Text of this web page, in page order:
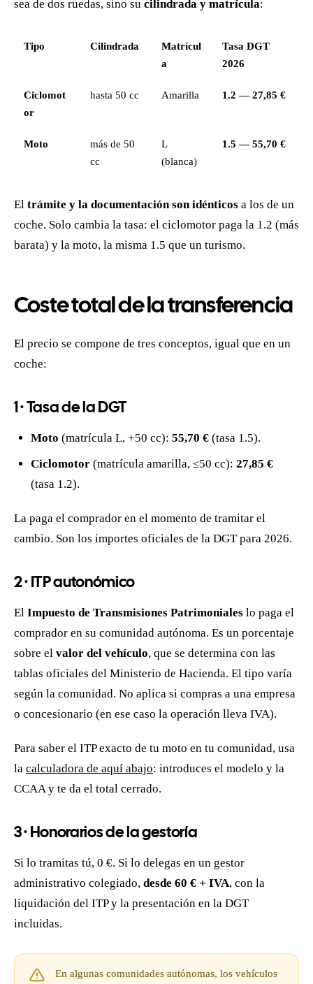
sea de dos ruedas, sino su cilindrada y matrícula:
Tipo Cilindrada
Matrícul
a
Tasa DGT
2026
Ciclomot
or
hasta 50 cc Amarilla 1.2 — 27,85 €
Moto
más de 50
cc
L
(blanca)
1.5 — 55,70 €
El trámite y la documentación son idénticos a los de un
coche. Solo cambia la tasa: el ciclomotor paga la 1.2 (más
barata) y la moto, la misma 1.5 que un turismo.
Coste total de la transferencia
El precio se compone de tres conceptos, igual que en un
coche:
1 · Tasa de la DGT
Moto (matrícula L, +50 cc): 55,70 € (tasa 1.5).
Ciclomotor (matrícula amarilla, ≤50 cc): 27,85 €
(tasa 1.2).
La paga el comprador en el momento de tramitar el
cambio. Son los importes oficiales de la DGT para 2026.
2 · ITP autonómico
El Impuesto de Transmisiones Patrimoniales lo paga el
comprador en su comunidad autónoma. Es un porcentaje
sobre el valor del vehículo, que se determina con las
tablas oficiales del Ministerio de Hacienda. El tipo varía
según la comunidad. No aplica si compras a una empresa
o concesionario (en ese caso la operación lleva IVA).
Para saber el ITP exacto de tu moto en tu comunidad, usa
la calculadora de aquí abajo: introduces el modelo y la
CCAA y te da el total cerrado.
3 · Honorarios de la gestoría
Si lo tramitas tú, 0 €. Si lo delegas en un gestor
administrativo colegiado, desde 60 € + IVA, con la
liquidación del ITP y la presentación en la DGT
incluidas.
En algunas comunidades autónomas, los vehículos